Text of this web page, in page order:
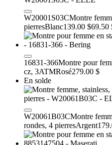
W20001S03CMontre
pierresBlanc139.00 $69.50
16831-366Montre pour
cz, 3ATMRosé279.00 $
En solde
W20061B03CMontre
rondes, 4 pierresArgent